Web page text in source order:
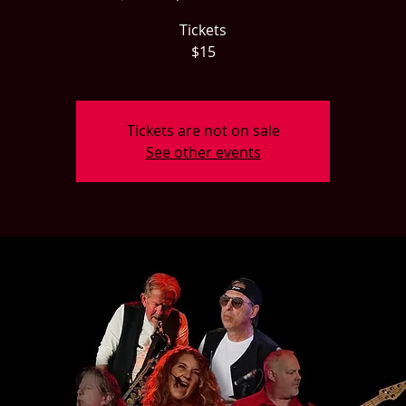
Tickets
$15
Tickets are not on sale
See other events